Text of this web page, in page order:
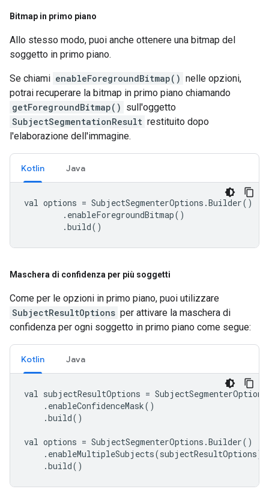
Bitmap in primo piano
Allo stesso modo, puoi anche ottenere una bitmap del
soggetto in primo piano.
Se chiami enableForegroundBitmap() nelle opzioni,
potrai recuperare la bitmap in primo piano chiamando
getForegroundBitmap() sull'oggetto
SubjectSegmentationResult restituito dopo
l'elaborazione dell'immagine.
Kotlin Java
val options = SubjectSegmenterOptions .Builder()
. enableForegroundBitmap()
.build()
Maschera di confidenza per più soggetti
Come per le opzioni in primo piano, puoi utilizzare
SubjectResultOptions per attivare la maschera di
confidenza per ogni soggetto in primo piano come segue:
Kotlin Java
val subjectResultOptions =
    .enableConfidenceMask()
    .build()
val options = SubjectSegmenterOptions.Builder()
    .enableMultipleSubjects(subjectResultOptions)
    .build()